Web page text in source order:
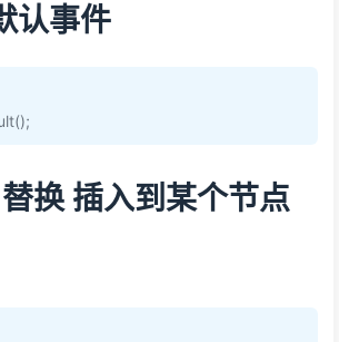
认事件
换 插入到某个节点